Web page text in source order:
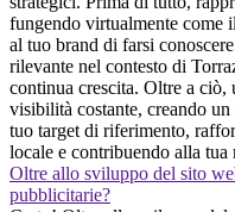
fungendo virtualmente come
al tuo brand di farsi
rilevante nel contesto di
continua crescita. Oltre a ciò,
visibilità costante, creando
tuo target di riferimento,
locale e contribuendo alla tua
Oltre allo sviluppo del sito
pubblicitarie?